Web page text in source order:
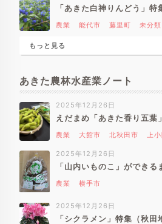
「あきた白神りんどう」特
農業 能代市 藤里町 未分類
もっと見る
あきた農林水産業ノート
2025年12月26日
えだまめ「あきた香り五
農業 大館市 北秋田市 上
2025年12月26日
「山内いものこ」ができる
農業 横手市
2025年12月26日
「シクラメン」特集（秋田